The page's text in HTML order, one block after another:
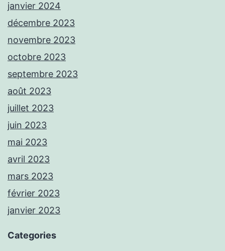
janvier 2024
décembre 2023
novembre 2023
octobre 2023
septembre 2023
août 2023
juillet 2023
juin 2023
mai 2023
avril 2023
mars 2023
février 2023
janvier 2023
Categories